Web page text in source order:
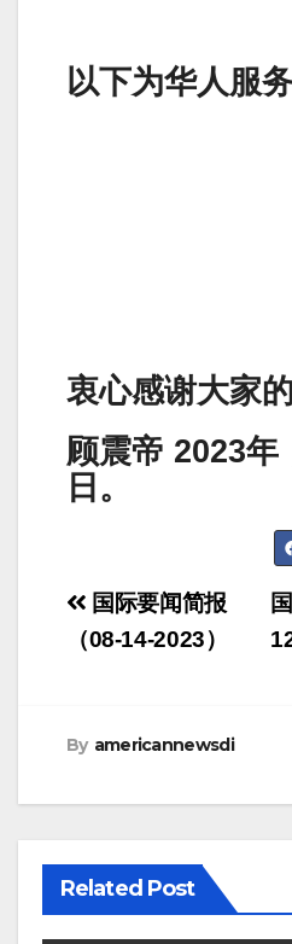
以下为华人服
衷心感谢大家
顾震帝 2023年
日。
Post
navigation
国际要闻简报
（08-14-2023）
By americannewsdi
Related Post